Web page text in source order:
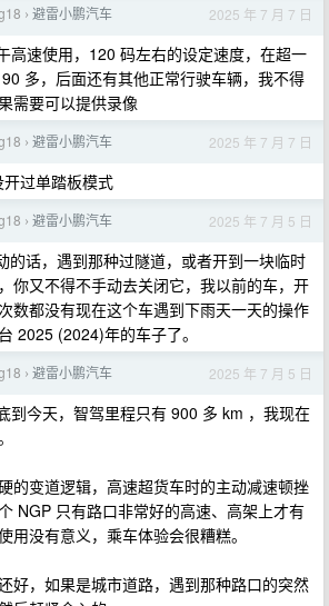
› 避雷小鹏汽车 2025 年 7 月 7 日
高速使用，120 码左右的设定速度，在超一
多，后面还有其他正常行驶车辆，我不得
需要可以提供录像
› 避雷小鹏汽车 2025 年 7 月 7 日
过单踏板模式
› 避雷小鹏汽车 2025 年 7 月 5 日
的话，遇到那种过隧道，或者开到一块临时
你又不得不手动去关闭它，我以前的车，开
数都没有现在这个车遇到下雨天一天的操作
2025 (2024)年的车子了。
› 避雷小鹏汽车 2025 年 7 月 5 日
到今天，智驾里程只有 900 多 km ，我现在
的变道逻辑，高速超货车时的主动减速顿挫
NGP 只有路口非常好的高速、高架上才有
用没有意义，乘车体验会很糟糕。
好，如果是城市道路，遇到那种路口的突然